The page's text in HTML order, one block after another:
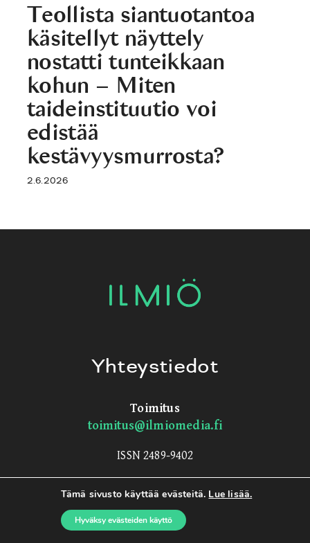
Teollista siantuotantoa
käsitellyt näyttely
nostatti tunteikkaan
kohun – Miten
taideinstituutio voi
edistää
kestävyysmurrosta?
2.6.2026
Yhteystiedot
Toimitus
toimitus@ilmiomedia.fi
ISSN 2489-9402
Seuraa somessa
Tämä sivusto käyttää evästeitä. Lue lisää.
Hyväksy evästeiden käyttö